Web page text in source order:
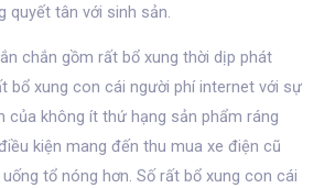
quyết tân với sinh sản.
chắn gồm rất bổ xung thời dịp phát
bổ xung con cái người phí internet với sự
của không ít thứ hạng sản phẩm ráng
kiện mang đến thu mua xe điện cũ
tổ nóng hơn. Số rất bổ xung con cái